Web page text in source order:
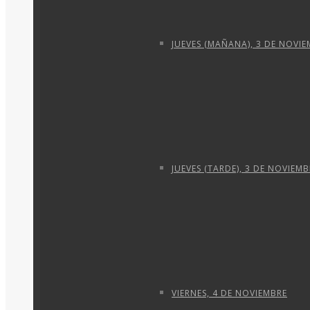
JUEVES (MAÑANA), 3 DE
JUEVES (TARDE), 3 DE
VIERNES, 4 DE NOVIEMBRE